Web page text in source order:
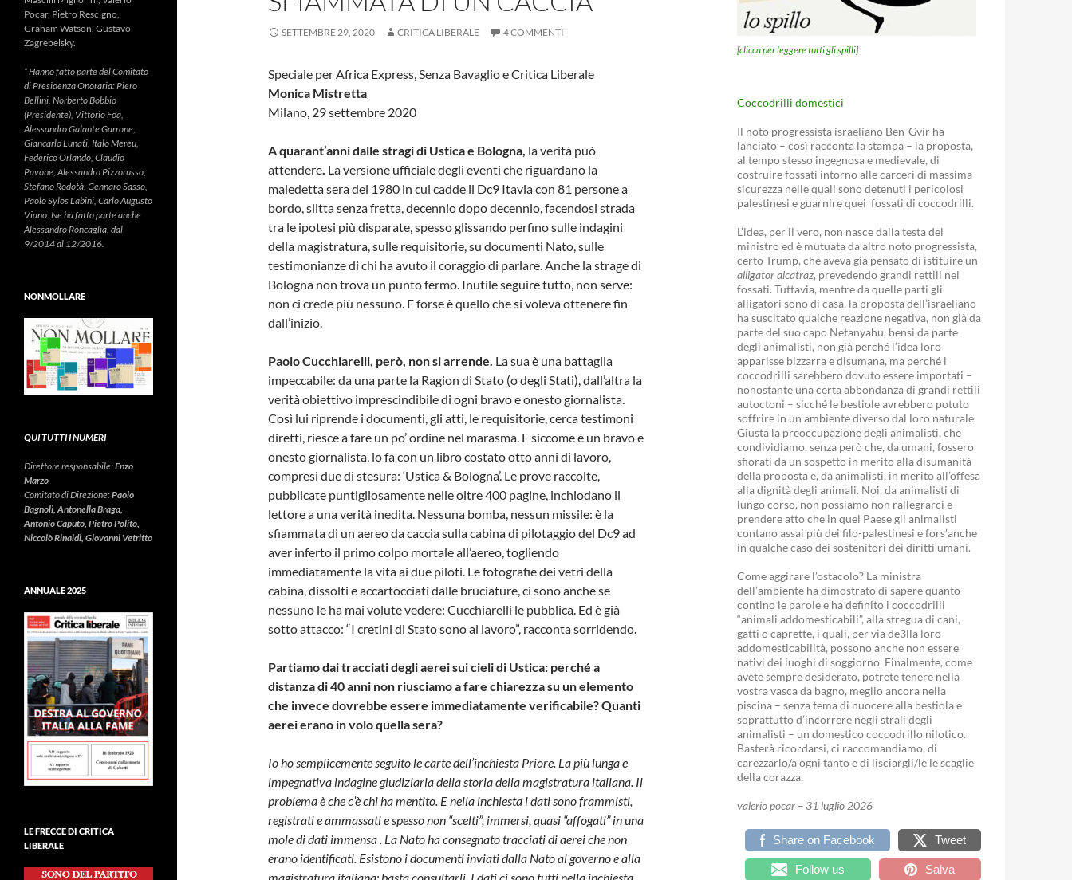
SETTEMBRE 29, 2020 CRITICA LIBERALE 4 COMMENTI
Speciale per Africa Express, Senza Bavaglio e Critica Liberale
Monica Mistretta
Milano, 29 settembre 2020
A quarant’anni dalle stragi di Ustica e Bologna, la verità può
attendere. La versione ufficiale degli eventi che riguardano la
maledetta sera del 1980 in cui cadde il Dc9 Itavia con 81 persone a
bordo, slitta senza fretta, decennio dopo decennio, facendosi strada
tra le ipotesi più disparate, spesso glissando perfino sulle indagini
della magistratura, sulle requisitorie, su documenti Nato, sulle
testimonianze di chi ha avuto il coraggio di parlare. Anche la strage di
Bologna non trova un punto fermo. Inutile seguire tutto, non serve:
non ci crede più nessuno. E forse è quello che si voleva ottenere fin
dall’inizio.
Paolo Cucchiarelli, però, non si arrende. La sua è una battaglia
impeccabile: da una parte la Ragion di Stato (o degli Stati), dall’altra la
verità obiettivo imprescindibile di ogni bravo e onesto giornalista.
Così lui riprende i documenti, gli atti, le requisitorie, cerca testimoni
diretti, riesce a fare un po’ ordine nel marasma. E siccome è un bravo e
onesto giornalista, lo fa con un libro costato otto anni di lavoro,
compresi due di stesura: ‘Ustica & Bologna’. Le prove raccolte,
pubblicate puntigliosamente nelle oltre 400 pagine, inchiodano il
lettore a una verità inedita. Nessuna bomba, nessun missile: è la
sfiammata di un aereo da caccia sulla cabina di pilotaggio del Dc9 ad
aver inferto il primo colpo mortale all’aereo, togliendo
immediatamente la vita ai due piloti. Le fotografie dei vetri della
cabina, dissolti e accartocciati dalle bruciature, ci sono anche se
nessuno le ha mai volute vedere: Cucchiarelli le pubblica. Ed è già
sotto attacco: “I cretini di Stato sono al lavoro”, racconta sorridendo.
Partiamo dai tracciati degli aerei sui cieli di Ustica: perché a
distanza di 40 anni non riusciamo a fare chiarezza su un elemento
che invece dovrebbe essere immediatamente verificabile? Quanti
aerei erano in volo quella sera?
Io ho semplicemente seguito le carte dell’inchiesta Priore. La più lunga e
impegnativa indagine giudiziaria della storia della magistratura italiana. Il
problema è che c’è chi ha mentito. E nella inchiesta i dati sono frammisti,
registrati e ammassati e spesso non “scelti”, immersi, quasi “affogati” in una
mole di dati immensa . La Nato ha consegnato tracciati di aerei che non
erano identificati. Esistono i documenti inviati dalla Nato al governo e alla
[clicca per leggere tutti gli spilli]
Coccodrilli domestici
Il noto progressista israeliano Ben-Gvir ha
lanciato – così racconta la stampa – la proposta,
al tempo stesso ingegnosa e medievale, di
costruire fossati intorno alle carceri di massima
sicurezza nelle quali sono detenuti i pericolosi
palestinesi e guarnire quei fossati di coccodrilli.
L’idea, per il vero, non nasce dalla testa del
ministro ed è mutuata da altro noto progressista,
certo Trump, che aveva già pensato di istituire un
alligator alcatraz, prevedendo grandi rettili nei
fossati. Tuttavia, mentre da quelle parti gli
alligatori sono di casa, la proposta dell’israeliano
ha suscitato qualche reazione negativa, non già da
parte del suo capo Netanyahu, bensì da parte
degli animalisti, non già perché l’idea loro
apparisse bizzarra e disumana, ma perché i
coccodrilli sarebbero dovuto essere importati –
nonostante una certa abbondanza di grandi rettili
autoctoni – sicché le bestiole avrebbero potuto
soffrire in un ambiente diverso dal loro naturale.
Giusta la preoccupazione degli animalisti, che
condividiamo, senza però che, da umani, fossero
sfiorati da un sospetto in merito alla disumanità
della proposta e, da animalisti, in merito all’offesa
alla dignità degli animali. Noi, da animalisti di
lungo corso, non possiamo non rallegrarci e
prendere atto che in quel Paese gli animalisti
contano assai più dei filo-palestinesi e fors’anche
in qualche caso dei sostenitori dei diritti umani.
Come aggirare l’ostacolo? La ministra
dell’ambiente ha dimostrato di sapere quanto
contino le parole e ha definito i coccodrilli
“animali addomesticabili”, alla stregua di cani,
gatti o caprette, i quali, per via de3lla loro
addomesticabilità, possono anche non essere
nativi dei luoghi di soggiorno. Finalmente, come
avete sempre desiderato, potrete tenere nella
vostra vasca da bagno, meglio ancora nella
piscina – senza tema di nuocere alla bestiola e
soprattutto d’incorrere negli strali degli
animalisti – un domestico coccodrillo nilotico.
Basterà ricordarsi, ci raccomandiamo, di
carezzarlo/a ogni tanto e di lisciargli/le le scaglie
della corazza.
valerio pocar – 31 luglio 2026
Share on Facebook Tweet
Follow us Salva
Pocar, Pietro Rescigno,
Graham Watson, Gustavo
Zagrebelsky.
* Hanno fatto parte del Comitato
di Presidenza Onoraria: Piero
Bellini, Norberto Bobbio
(Presidente), Vittorio Foa,
Alessandro Galante Garrone,
Giancarlo Lunati, Italo Mereu,
Federico Orlando, Claudio
Pavone, Alessandro Pizzorusso,
Stefano Rodotà, Gennaro Sasso,
Paolo Sylos Labini, Carlo Augusto
Viano. Ne ha fatto parte anche
Alessandro Roncaglia, dal
9/2014 al 12/2016.
NONMOLLARE
QUI TUTTI I NUMERI
Direttore responsabile:Enzo
Marzo
Comitato di Direzione:Paolo
Bagnoli, Antonella Braga,
Antonio Caputo, Pietro Polito,
Niccolò Rinaldi, Giovanni Vetritto
ANNUALE 2025
LE FRECCE DI CRITICA
LIBERALE